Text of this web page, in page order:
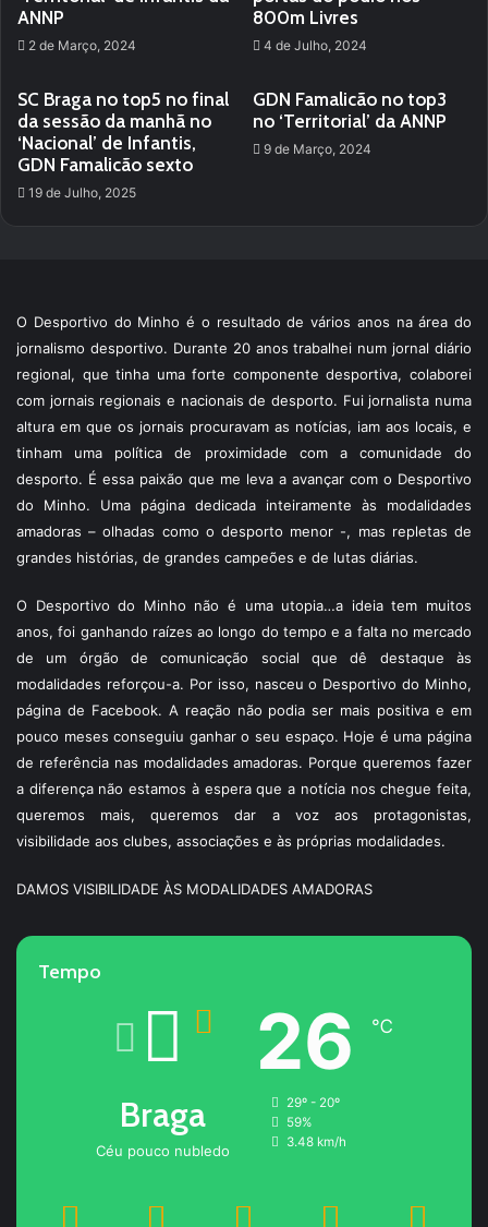
ANNP
2 de Março, 2024
800m Livres
4 de Julho, 2024
SC Braga no top5 no final
da sessão da manhã no
‘Nacional’ de Infantis,
GDN Famalicão sexto
19 de Julho, 2025
GDN Famalicão no top3
no ‘Territorial’ da ANNP
9 de Março, 2024
O Desportivo do Minho é o resultado de vários anos na área do
jornalismo desportivo. Durante 20 anos trabalhei num jornal diário
regional, que tinha uma forte componente desportiva, colaborei
com jornais regionais e nacionais de desporto. Fui jornalista numa
altura em que os jornais procuravam as notícias, iam aos locais, e
tinham uma política de proximidade com a comunidade do
desporto. É essa paixão que me leva a avançar com o Desportivo
do Minho. Uma página dedicada inteiramente às modalidades
amadoras – olhadas como o desporto menor -, mas repletas de
grandes histórias, de grandes campeões e de lutas diárias.
O Desportivo do Minho não é uma utopia…a ideia tem muitos
anos, foi ganhando raízes ao longo do tempo e a falta no mercado
de um órgão de comunicação social que dê destaque às
modalidades reforçou-a. Por isso, nasceu o Desportivo do Minho,
página de Facebook. A reação não podia ser mais positiva e em
pouco meses conseguiu ganhar o seu espaço. Hoje é uma página
de referência nas modalidades amadoras. Porque queremos fazer
a diferença não estamos à espera que a notícia nos chegue feita,
queremos mais, queremos dar a voz aos protagonistas,
visibilidade aos clubes, associações e às próprias modalidades.
DAMOS VISIBILIDADE ÀS MODALIDADES AMADORAS
Tempo
Braga
Céu pouco nubledo
26 ℃
29º - 20º
59%
3.48 km/h